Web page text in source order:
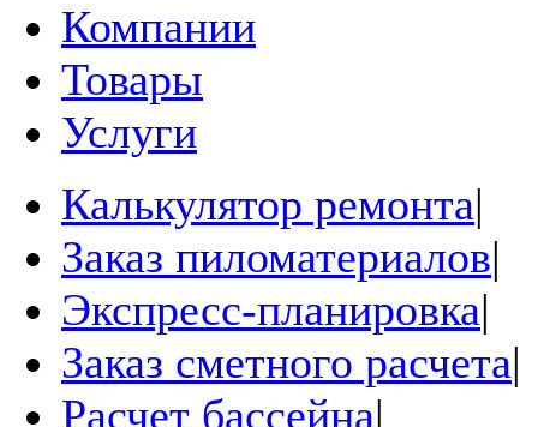
Компании
Товары
Услуги
Калькулятор ремонта|
Заказ пиломатериалов|
Экспресс-планировка|
Заказ сметного расчета|
Расчет бассейна|